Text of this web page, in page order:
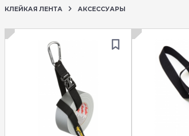
КЛЕЙКАЯ ЛЕНТА АКСЕССУАРЫ